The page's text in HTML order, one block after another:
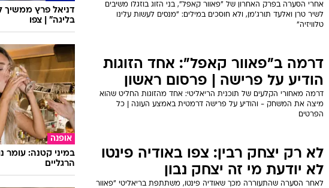
אחרי הסערה בפרק האחרון של "פאוור קאפל", בני הזוג בוזגלו משיבים
לשיר טרן ואלעד תורג'מן, ולא חוסכים במילים: "מנסים לעשות עלינו
טלוויזיה"
דרמה ב"פאוור קאפל": אחד הזוגות
הודיע על פרישה | פרסום ראשון
דרמה מאחורי הקלעים של תוכנית הריאליטי: אחד מהזוגות החליט שהוא
מיצה את המשחק - והודיע על פרישה דרמטית באמצע העונה | כל
הפרטים
לא רק יצחק רבין: צפו באודיה פינטו
לא יודעת מי זה יצחק נבון
לאחר הסערה שהתעוררה מכך שאודיה פינטו, משתתפת בריאליטי "פאוור
דניאל פרץ ממשיך
בליגה" | צפו
אופנה
במיני קטנה: עומר
הרגליים